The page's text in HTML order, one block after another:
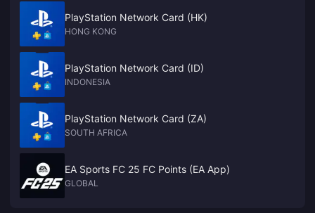
PlayStation Network Card (HK)
HONG KONG
PlayStation Network Card (ID)
INDONESIA
PlayStation Network Card (ZA)
SOUTH AFRICA
EA Sports FC 25 FC Points (EA App)
GLOBAL